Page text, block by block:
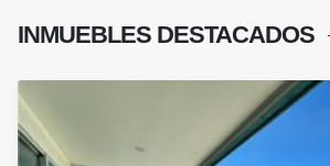
INMUEBLES DESTACADOS